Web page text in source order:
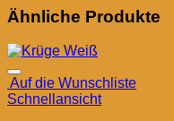
Ähnliche Produkte
Auf die Wunschliste
Schnellansicht